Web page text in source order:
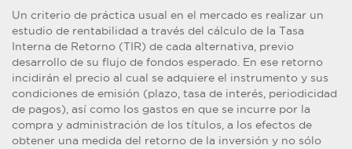
Un criterio de práctica usual en el mercado es realizar un
estudio de rentabilidad a través del cálculo de la Tasa
Interna de Retorno (TIR) de cada alternativa, previo
desarrollo de su flujo de fondos esperado. En ese retorno
incidirán el precio al cual se adquiere el instrumento y sus
condiciones de emisión (plazo, tasa de interés, periodicidad
de pagos), así como los gastos en que se incurre por la
compra y administración de los títulos, a los efectos de
obtener una medida del retorno de la inversión y no sólo